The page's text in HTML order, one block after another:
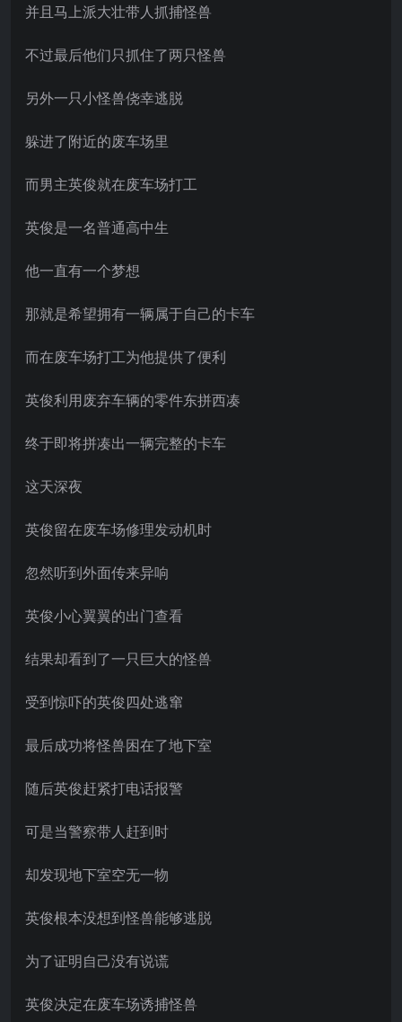
并且马上派大壮带人抓捕怪兽
不过最后他们只抓住了两只怪兽
另外一只小怪兽侥幸逃脱
躲进了附近的废车场里
而男主英俊就在废车场打工
英俊是一名普通高中生
他一直有一个梦想
那就是希望拥有一辆属于自己的卡车
而在废车场打工为他提供了便利
英俊利用废弃车辆的零件东拼西凑
终于即将拼凑出一辆完整的卡车
这天深夜
英俊留在废车场修理发动机时
忽然听到外面传来异响
英俊小心翼翼的出门查看
结果却看到了一只巨大的怪兽
受到惊吓的英俊四处逃窜
最后成功将怪兽困在了地下室
随后英俊赶紧打电话报警
可是当警察带人赶到时
却发现地下室空无一物
英俊根本没想到怪兽能够逃脱
为了证明自己没有说谎
英俊决定在废车场诱捕怪兽